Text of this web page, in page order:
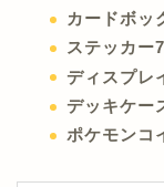
カードボッ
ステッカー
ディスプレ
デッキケー
ポケモンコ